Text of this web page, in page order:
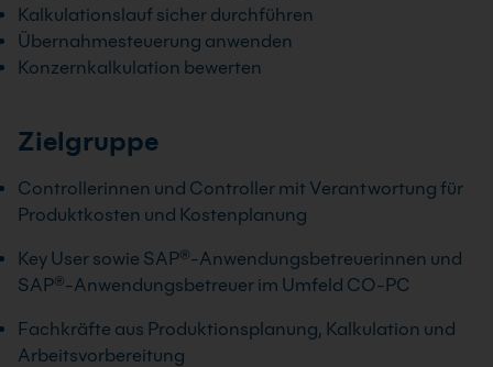
Kalkulationslauf sicher durchführen
Übernahmesteuerung anwenden
Konzernkalkulation bewerten
Zielgruppe
Controllerinnen und Controller mit Verantwortung für
Produktkosten und Kostenplanung
Key User sowie SAP®-Anwendungsbetreuerinnen und
SAP®-Anwendungsbetreuer im Umfeld CO-PC
Fachkräfte aus Produktionsplanung, Kalkulation und
Arbeitsvorbereitung